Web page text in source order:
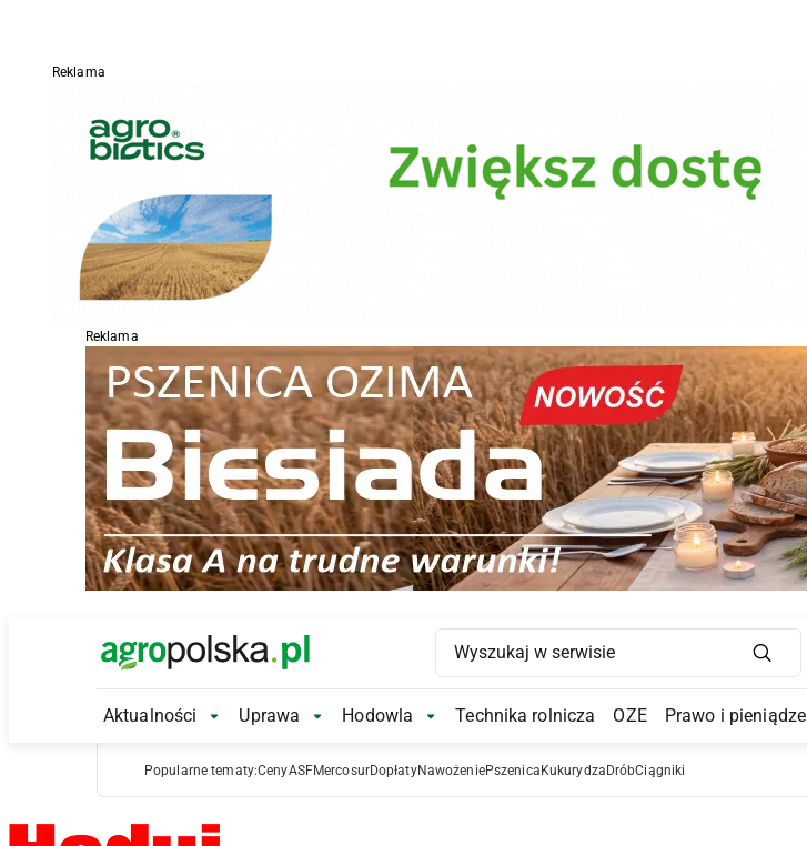
Reklama
Reklama
Main Logo
Main Navigation
Aktualności Aktualności Submenu
Uprawa Uprawa Submenu
Hodowla Hodowla Submenu
Technika rolnicza OZE Prawo i pieniądze
Popularne tematy:CenyASFMercosurDopłatyNawożeniePszenica Kukurydza DróbCiągniki